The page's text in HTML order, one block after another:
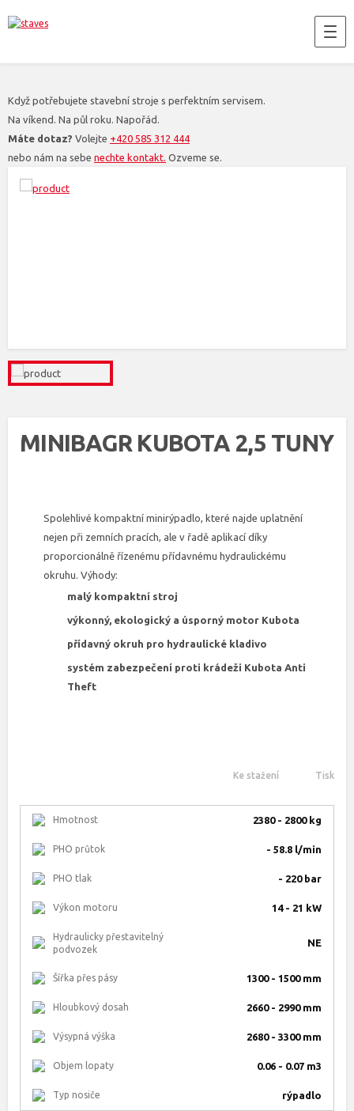
Když potřebujete stavební stroje s perfektním servisem.
Na víkend. Na půl roku. Napořád.
Máte dotaz? Volejte +420 585 312 444
nebo nám na sebe nechte kontakt. Ozveme se.
MINIBAGR KUBOTA 2,5 TUNY
Spolehlivé kompaktní minirýpadlo, které najde uplatnění
nejen při zemních pracích, ale v řadě aplikací díky
proporcionálně řízenému přídavnému hydraulickému
okruhu. Výhody:
malý kompaktní stroj
výkonný, ekologický a úsporný motor Kubota
přídavný okruh pro hydraulické kladivo
systém zabezpečení proti krádeži Kubota Anti
Theft
Ke stažení Tisk
Hmotnost 2380 - 2800 kg
PHO průtok - 58.8 l/min
PHO tlak - 220 bar
Výkon motoru 14 - 21 kW
Hydraulicky přestavitelný
podvozek
NE
Šířka přes pásy 1300 - 1500 mm
Hloubkový dosah 2660 - 2990 mm
Výsypná výška 2680 - 3300 mm
Objem lopaty 0.06 - 0.07 m3
Typ nosiče rýpadlo